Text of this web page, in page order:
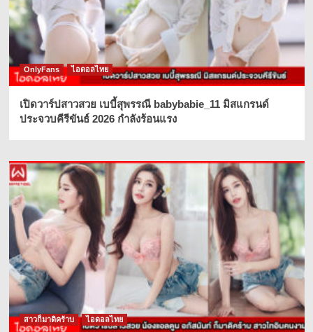
OnlyFans ไอดอลไทย
เปิดวาร์ปสาวสวย เบบี้สุพรรณี babybabie_11 มิสแกรนด์
ประจวบคีรีขันธ์ 2026 กำลังร้อนแรง
สาวก็มาดิคร้าบ ไอดอลไทย